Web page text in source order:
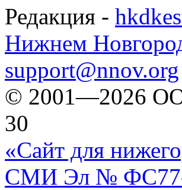
Редакция -
Нижнем
support@nnov.org
© 2001—2026
30
«Сайт для
СМИ Эл № ФС77-